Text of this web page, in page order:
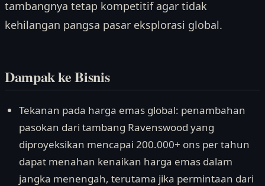
tambangnya tetap kompetitif agar tidak
kehilangan pangsa pasar eksplorasi global.
Dampak ke Bisnis
Tekanan pada harga emas global: penambahan
pasokan dari tambang Ravenswood yang
diproyeksikan mencapai 200.000+ ons per tahun
dapat menahan kenaikan harga emas dalam
jangka menengah, terutama jika permintaan dari